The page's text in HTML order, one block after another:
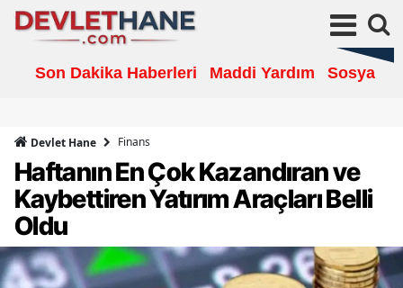
Son Dakika Haberleri Maddi Yardım Sosyal
Devlet Hane Finans
Haftanın En Çok Kazandıran ve
Kaybettiren Yatırım Araçları Belli
Oldu